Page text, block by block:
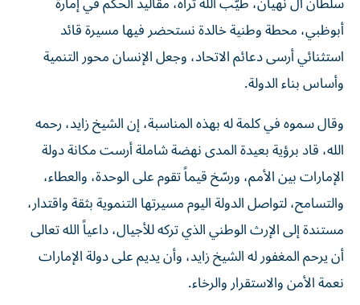
أبوظبي، محطة وطنية خالدة نستحضر فيها مسيرة قائد
استثنائي أرسى دعائم الاتحاد، وجعل الإنسان محور التنمية
وأساس بناء الدولة.
وقال سموه في كلمة له بهذه المناسبة، إن الشيخ زايد، رحمه
الله، قاد برؤية بعيدة المدى نهضة شاملة أرست مكانة دولة
الإمارات بين الأمم، ورسّخ قيماً تقوم على الوحدة، والعطاء،
والتسامح، لتواصل الدولة اليوم مسيرتها التنموية بثقة واقتدار،
مستندة إلى الإرث الوطني الذي تركه للأجيال، داعياً الله تعالى
أن يرحم المغفور له الشيخ زايد، وأن يديم على دولة الإمارات
نعمة الأمن والاستقرار والرخاء.